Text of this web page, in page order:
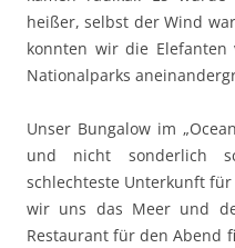
heißer, selbst der Wind
konnten wir die
Nationalparks
Unser Bungalow im
und nicht sonderlich
schlechteste Unterkunft für
wir uns das Meer und
Restaurant für den Abend